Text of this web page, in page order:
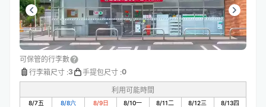
可保管的行李數
行李箱尺寸 :3 手提包尺寸 :0
利用可能時間
8/7五 8/8六 8/9日 8/10一 8/11二 8/12三 8/13四